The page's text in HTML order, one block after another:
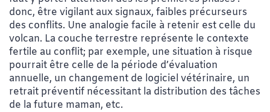
donc, être vigilant aux signaux, faibles précurseurs
des conflits. Une analogie facile à retenir est celle du
volcan. La couche terrestre représente le contexte
fertile au conflit; par exemple, une situation à risque
pourrait être celle de la période d’évaluation
annuelle, un changement de logiciel vétérinaire, un
retrait préventif nécessitant la distribution des tâches
de la future maman, etc.